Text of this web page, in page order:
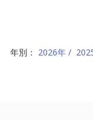
年別： 2026年